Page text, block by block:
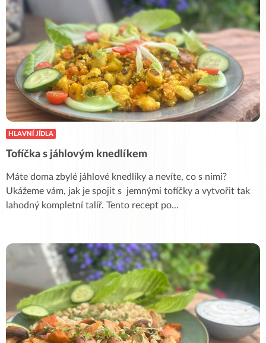
HLAVNÍ JÍDLA
Tofíčka s jáhlovým knedlíkem
Máte doma zbylé jáhlové knedlíky a nevíte, co s nimi?
Ukážeme vám, jak je spojit s jemnými tofíčky a vytvořit tak
lahodný kompletní talíř. Tento recept po...